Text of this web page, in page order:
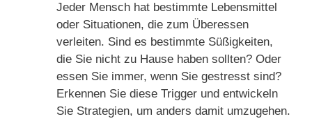
Jeder Mensch hat bestimmte Lebensmittel
oder Situationen, die zum Überessen
verleiten. Sind es bestimmte Süßigkeiten,
die Sie nicht zu Hause haben sollten? Oder
essen Sie immer, wenn Sie gestresst sind?
Erkennen Sie diese Trigger und entwickeln
Sie Strategien, um anders damit umzugehen.